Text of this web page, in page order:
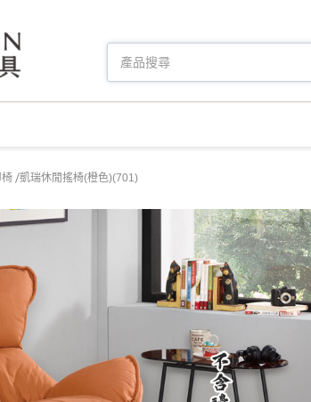
椅 凱瑞休閒搖椅(橙色)(701)